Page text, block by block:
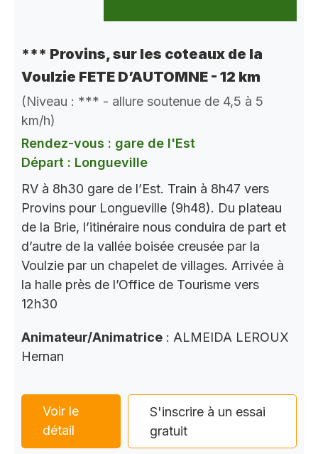
*** Provins, sur les coteaux de la
Voulzie FETE D’AUTOMNE - 12 km
(Niveau : *** - allure soutenue de 4,5 à 5
km/h)
Rendez-vous : gare de l'Est
Départ : Longueville
RV à 8h30 gare de l’Est. Train à 8h47 vers
Provins pour Longueville (9h48). Du plateau
de la Brie, l’itinéraire nous conduira de part et
d’autre de la vallée boisée creusée par la
Voulzie par un chapelet de villages. Arrivée à
la halle près de l’Office de Tourisme vers
12h30
Animateur/Animatrice : ALMEIDA LEROUX
Hernan
Voir le
détail
S'inscrire à un essai
gratuit